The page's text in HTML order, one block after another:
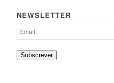
NEWSLETTER
Subscrever